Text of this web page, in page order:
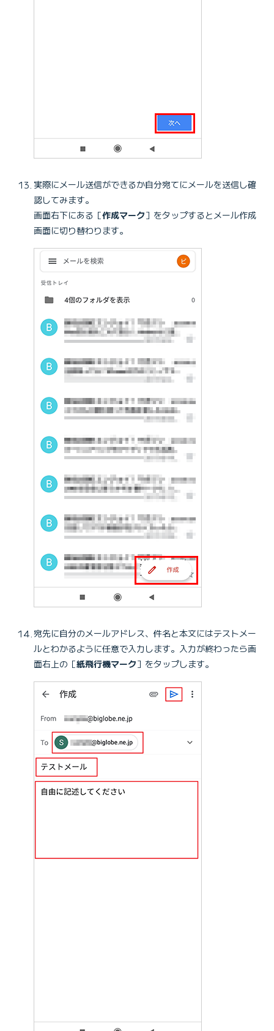
実際にメール送信ができるか自分宛てにメールを送信し確
認してみます。
画面右下にある［作成マーク］をタップするとメール作成
画面に切り替わります。
宛先に自分のメールアドレス、件名と本文にはテストメー
ルとわかるように任意で入力します。入力が終わったら画
面右上の［紙飛行機マーク］をタップします。